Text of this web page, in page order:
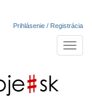
Prihlásenie / Registrácia